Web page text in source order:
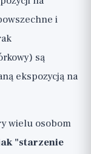
i
są
ekspozycją na
wielu osobom
"starzenie